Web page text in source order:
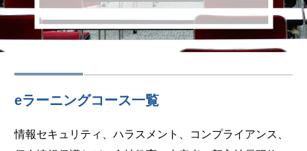
eラーニングコース一覧
情報セキュリティ、ハラスメント、コンプライアンス、